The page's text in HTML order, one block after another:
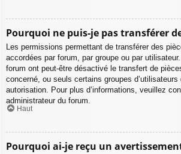
Pourquoi ne puis-je pas transférer
Les permissions permettant de transférer des
accordées par forum, par groupe ou par
forum ont peut-être désactivé le transfert de
concerné, ou seuls certains groupes
autorisation. Pour plus d’informations, veuillez
administrateur du forum.
Haut
Pourquoi ai-je reçu un